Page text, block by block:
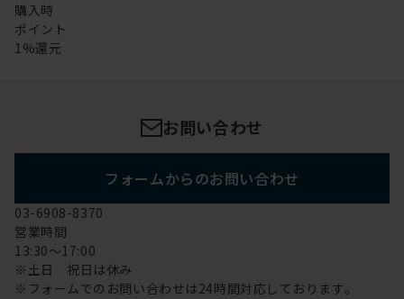
購入時
ポイント
1%還元
お問い合わせ
フォームからのお問い合わせ
03-6908-8370
営業時間
13:30～17:00
※土日 祝日は休み
※フォームでのお問い合わせは24時間対応しております。